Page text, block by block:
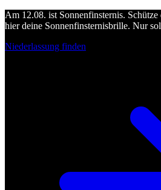
Am 12.08. ist Sonnenfinsternis.
hier deine Sonnenfinsternisbrille. Nur
Niederlassung finden